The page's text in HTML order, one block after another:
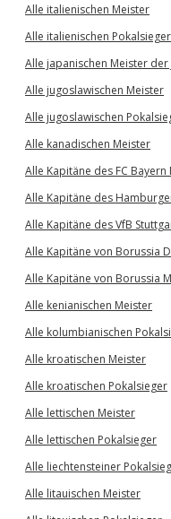
Alle italienischen Meister
Alle italienischen Pokalsieger
Alle japanischen Meister der
Alle jugoslawischen Meister
Alle jugoslawischen
Alle kanadischen Meister
Alle Kapitäne des FC
Alle Kapitäne des
Alle Kapitäne des VfB
Alle Kapitäne von Borussia
Alle Kapitäne von Borussia
Alle kenianischen Meister
Alle kolumbianischen
Alle kroatischen Meister
Alle kroatischen Pokalsieger
Alle lettischen Meister
Alle lettischen Pokalsieger
Alle liechtensteiner
Alle litauischen Meister